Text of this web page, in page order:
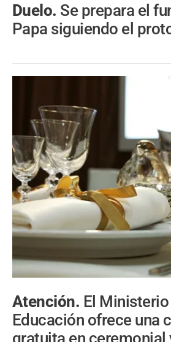
Duelo. Se prepara el
Papa siguiendo el
Atención. El
Educación ofrece una